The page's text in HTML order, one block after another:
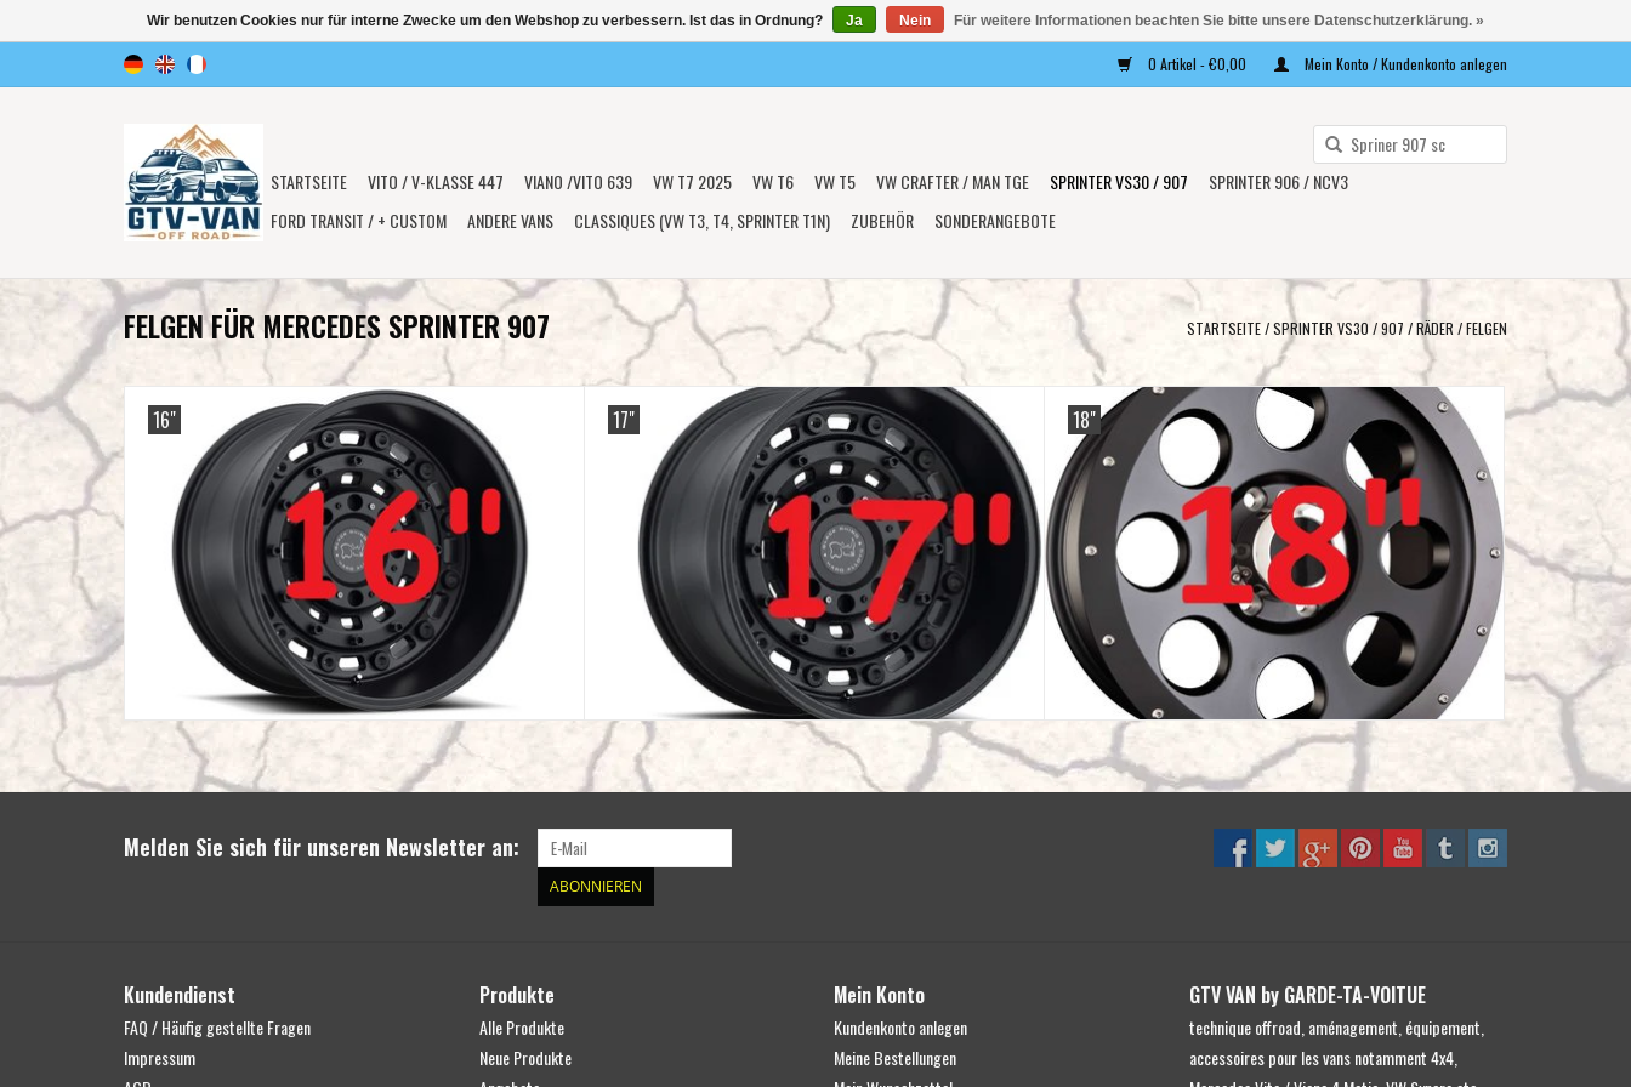
0 Artikel - €0,00 Mein Konto / Kundenkonto anlegen
verfügbare
die
Eingabetaste,
Suchergebnis
gelangen.
Benutzer
Touchgeräten
können
STARTSEITE VITO / V-KLASSE 447 VIANO /VITO 639 VW T7 2025 VW T6 VW T5 VW CRAFTER / MAN TGE SPRINTER VS30 / 907
SPRINTER 906 / NCV3
FORD TRANSIT / + CUSTOM
ANDERE VANS CLASSIQUES (VW T3, T4, SPRINTER T1N) ZUBEHÖR SONDERANGEBOTE
FELGEN FÜR MERCEDES SPRINTER 907 STARTSEITE/SPRINTER VS30 / 907 /RÄDER /FELGEN
16" 17" 18"
Melden Sie sich für unseren Newsletter an:
ABONNIEREN
Kundendienst
FAQ / Häufig gestellte Fragen
Impressum
Produkte
Alle Produkte
Neue Produkte
Mein Konto
Kundenkonto anlegen
Meine Bestellungen
GTV VAN by GARDE-TA-VOITUE
technique offroad, aménagement, équipement,
accessoires pour les vans notamment 4x4,
Wir benutzen Cookies nur für interne Zwecke um den Webshop zu verbessern. Ist das in Ordnung? Ja Nein Für weitere Informationen beachten Sie bitte unsere Datenschutzerklärung. »